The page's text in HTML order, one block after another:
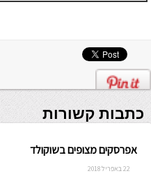
כתבות קשורות
אפרסקים מצופים בשוקולד
22 באפריל 2018